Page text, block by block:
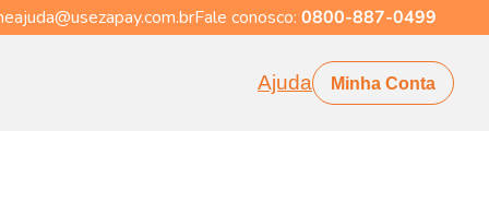
Fale conosco: 0800-887-0499
Ajuda Minha Conta